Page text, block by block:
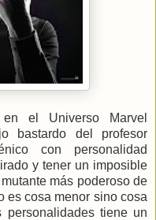
el Universo Marvel
bastardo del profesor
con personalidad
y tener un imposible
más poderoso de
es cosa menor sino cosa
tiene un